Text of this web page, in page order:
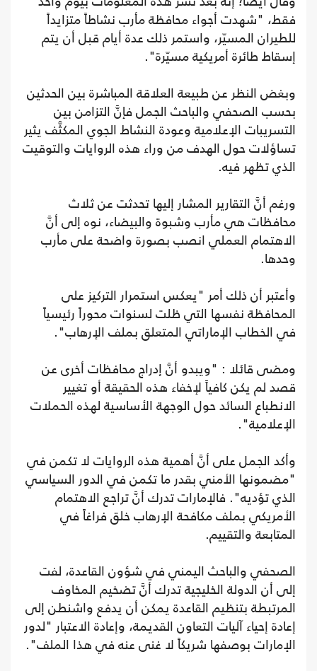
فقط، "شهدت أجواء محافظة مأرب نشاطاً متزايداً
للطيران المسيّر، واستمر ذلك عدة أيام قبل أن يتم
إسقاط طائرة أمريكية مسيّرة".
وبغض النظر عن طبيعة العلاقة المباشرة بين الحدثين
بحسب الصحفي والباحث الجمل فإنَّ التزامن بين
التسريبات الإعلامية وعودة النشاط الجوي المكثَّف يثير
تساؤلات حول الهدف من وراء هذه الروايات والتوقيت
الذي تظهر فيه.
ورغم أنَّ التقارير المشار إليها تحدثت عن ثلاث
محافظات هي مأرب وشبوة والبيضاء، نوه إلى أنَّ
الاهتمام العملي انصب بصورة واضحة على مأرب
وحدها.
وأعتبر أن ذلك أمر "يعكس استمرار التركيز على
المحافظة نفسها التي ظلت لسنوات محوراً رئيسياً
في الخطاب الإماراتي المتعلق بملف الإرهاب".
ومضى قائلا : "ويبدو أنَّ إدراج محافظات أخرى عن
قصد لم يكن كافياً لإخفاء هذه الحقيقة أو تغيير
الانطباع السائد حول الوجهة الأساسية لهذه الحملات
الإعلامية".
وأكد الجمل على أنَّ أهمية هذه الروايات لا تكمن في
"مضمونها الأمني بقدر ما تكمن في الدور السياسي
الذي تؤديه". فالإمارات تدرك أنَّ تراجع الاهتمام
الأمريكي بملف مكافحة الإرهاب خلق فراغاً في
المتابعة والتقييم.
الصحفي والباحث اليمني في شؤون القاعدة، لفت
إلى أن الدولة الخليجية تدرك أنَّ تضخيم المخاوف
المرتبطة بتنظيم القاعدة يمكن أن يدفع واشنطن إلى
إعادة إحياء آليات التعاون القديمة، وإعادة الاعتبار "لدور
الإمارات بوصفها شريكاً لا غنى عنه في هذا الملف".